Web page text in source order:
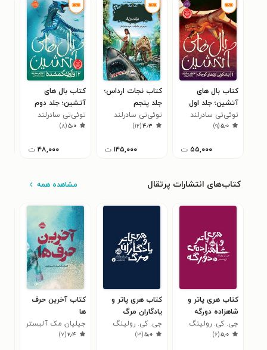
کتاب بال های
آتشین؛ جلد اول
توئی‌تی سادرلند
۵٫۰(۹)
۵۵,۰۰۰ ت
کتاب نجات ارداس؛
جلد پنجم
توئی‌تی سادرلند
۴٫۳(۱۲)
۱۴۵,۰۰۰ ت
کتاب بال های
آتشین؛ جلد دوم
توئی‌تی سادرلند
۵٫۰(۸)
۴۸,۰۰۰ ت
کتاب‌های انتشارات پرتقال مشاهده همه
کتاب هری پاتر و
شاهزاده دورگه
جی. کی. رولینگ
۵٫۰(۶)
کتاب هری پاتر و
یادگاران مرگ
جی. کی. رولینگ
۵٫۰(۳)
کتاب آخرین حرف
ها
جیلیان مک آلیستر
۲٫۴(۷)